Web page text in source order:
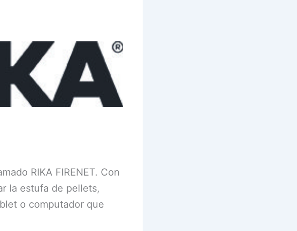
RIKA FIRENET. Con
la estufa de pellets,
o computador que